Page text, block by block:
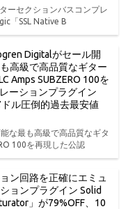
ーセクションバスコンプレ
「SSL Native B
Digitalがセール開
高級で高品質なギター
Amps SUBZERO 100を
ーションプラグイン
ドル圧倒的過去最安値
な最も高級で高品質なギタ
100を再現した公認
ン回路を正確にエミュ
ョンプラグイン Solid
」が79%OFF、10